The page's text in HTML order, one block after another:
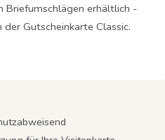
erhältlich -
Gutscheinkarte Classic.